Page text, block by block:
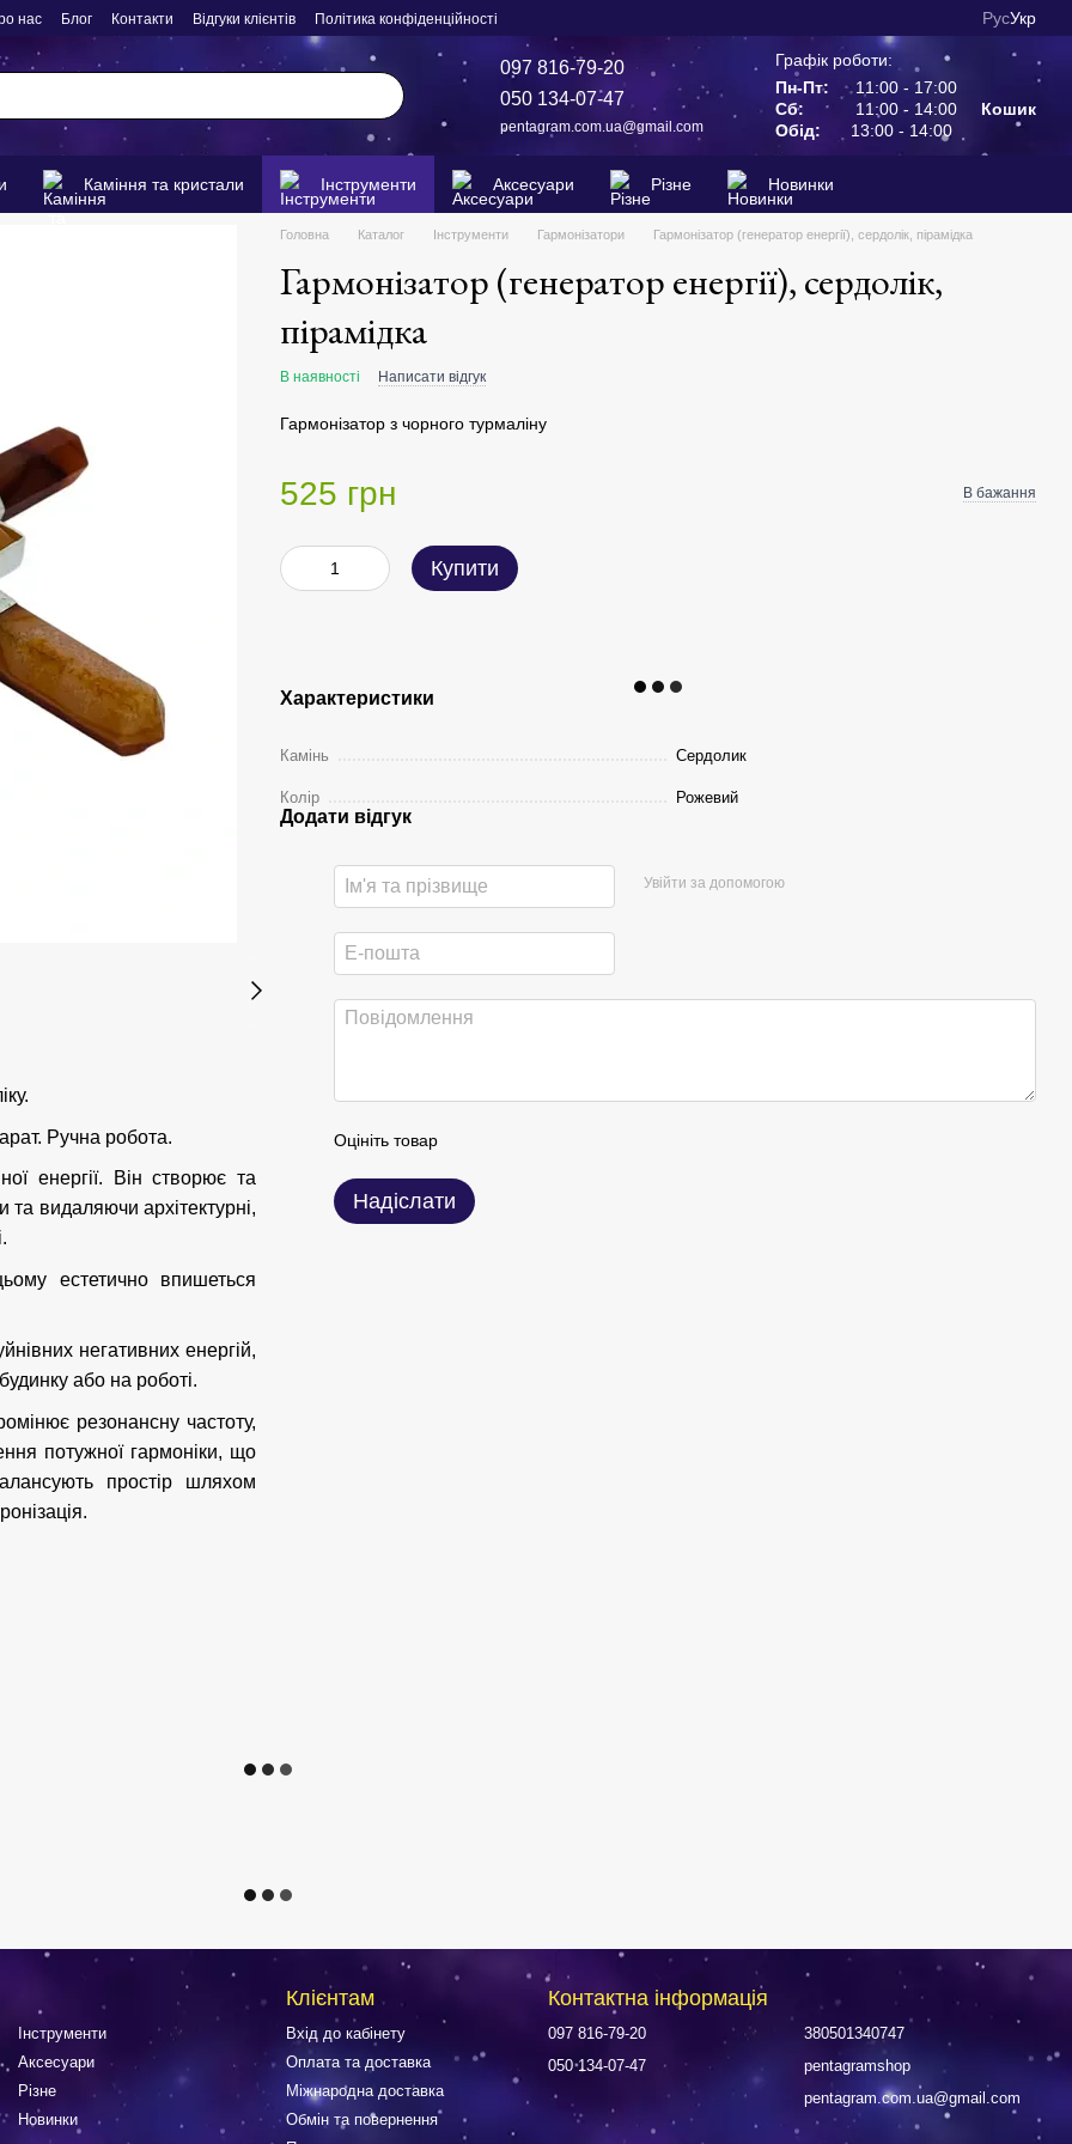
нас Блог Контакти Відгуки клієнтів Політика конфіденційності РусУкр
097 816-79-20
050 134-07-47
pentagram.com.ua@gmail.com
Графік роботи:
Пн-Пт:
11:00 - 17:00
Сб:
11:00 - 14:00
Обід:
13:00 - 14:00
Кошик
Каміння та кристали Інструменти Аксесуари Різне Новинки
Ручна робота.
енергії. Він створює та
видаляючи архітектурні,
естетично впишеться
негативних енергій,
або на роботі.
резонансну частоту,
потужної гармоніки, що
простір шляхом
Головна Каталог Інструменти Гармонізатори Гармонізатор (генератор енергії), сердолік, пірамідка
Гармонізатор (генератор енергії), сердолік,
пірамідка
В наявності Написати відгук
Гармонізатор з чорного турмаліну
525 грн В бажання
Купити
Характеристики
Камінь Сердолик
Колір Рожевий
Додати відгук
Увійти за допомогою
Оцініть товар
Надіслати
Інструменти
Аксесуари
Різне
Новинки
Клієнтам
Вхід до кабінету
Оплата та доставка
Міжнародна доставка
Обмін та повернення
Контактна інформація
097 816-79-20
050 134-07-47
380501340747
pentagramshop
pentagram.com.ua@gmail.com